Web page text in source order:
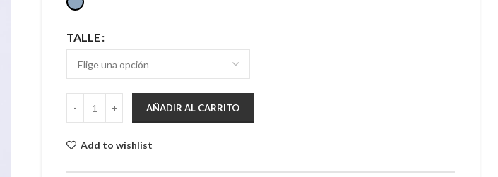
TALLE
AÑADIR AL CARRITO
Add to wishlist